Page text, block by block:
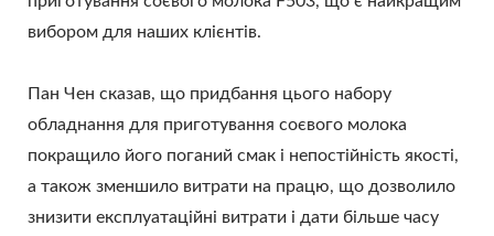
вибором для наших клієнтів.
Пан Чен сказав, що придбання цього набору
обладнання для приготування соєвого молока
покращило його поганий смак і непостійність якості,
а також зменшило витрати на працю, що дозволило
знизити експлуатаційні витрати і дати більше часу